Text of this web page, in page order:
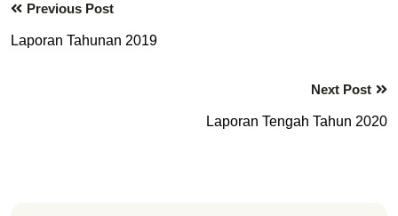
Previous Post
Laporan Tahunan 2019
Next Post
Laporan Tengah Tahun 2020